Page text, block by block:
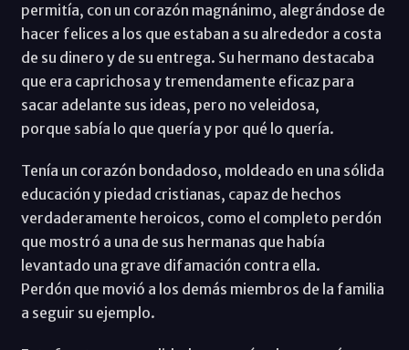
permitía, con un corazón magnánimo, alegrándose de
hacer felices a los que estaban a su alrededor a costa
de su dinero y de su entrega. Su hermano destacaba
que era caprichosa y tremendamente eficaz para
sacar adelante sus ideas, pero no veleidosa,
porque sabía lo que quería y por qué lo quería.
Tenía un corazón bondadoso, moldeado en una sólida
educación y piedad cristianas, capaz de hechos
verdaderamente heroicos, como el completo perdón
que mostró a una de sus hermanas que había
levantado una grave difamación contra ella.
Perdón que movió a los demás miembros de la familia
a seguir su ejemplo.